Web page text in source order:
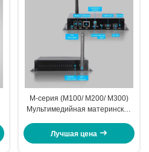
М-серия (M100/ M200/ M300)
Мультимедийная материнская
индикаторный свет
дистанционного управления/ В
Лучшая цена